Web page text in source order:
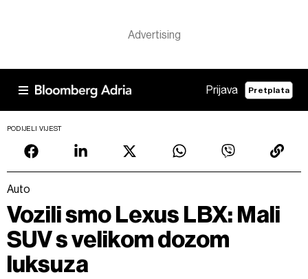
Prijava Pretplata
PODIJELI VIJEST
Auto
Vozili smo Lexus LBX: Mali
SUV s velikom dozom
luksuza